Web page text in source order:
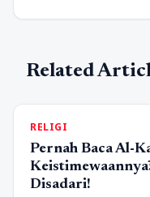
Related
RELIGI
Pernah Baca Al-
Disadari!